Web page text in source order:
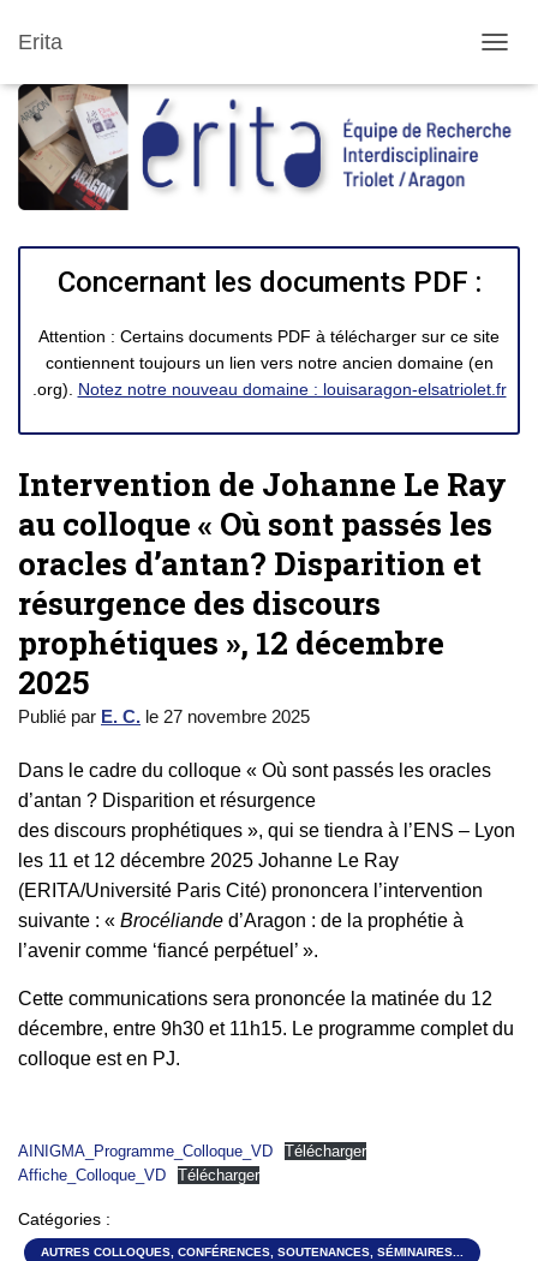
Erita
Concernant les documents PDF :
Attention : Certains documents PDF à télécharger sur ce site
contiennent toujours un lien vers notre ancien domaine (en
.org). Notez notre nouveau domaine : louisaragon-elsatriolet.fr
Intervention de Johanne Le Ray
au colloque « Où sont passés les
oracles d’antan? Disparition et
résurgence des discours
prophétiques », 12 décembre
2025
Publié par E. C. le 27 novembre 2025
Dans le cadre du colloque « Où sont passés les oracles
d’antan ? Disparition et résurgence
des discours prophétiques », qui se tiendra à l’ENS – Lyon
les 11 et 12 décembre 2025 Johanne Le Ray
(ERITA/Université Paris Cité) prononcera l’intervention
suivante : « Brocéliande d’Aragon : de la prophétie à
l’avenir comme ‘fiancé perpétuel’ ».
Cette communications sera prononcée la matinée du 12
décembre, entre 9h30 et 11h15. Le programme complet du
colloque est en PJ.
AINIGMA_Programme_Colloque_VD
Télécharger
Affiche_Colloque_VD
Télécharger
Catégories :
AUTRES COLLOQUES, CONFÉRENCES, SOUTENANCES, SÉMINAIRES...